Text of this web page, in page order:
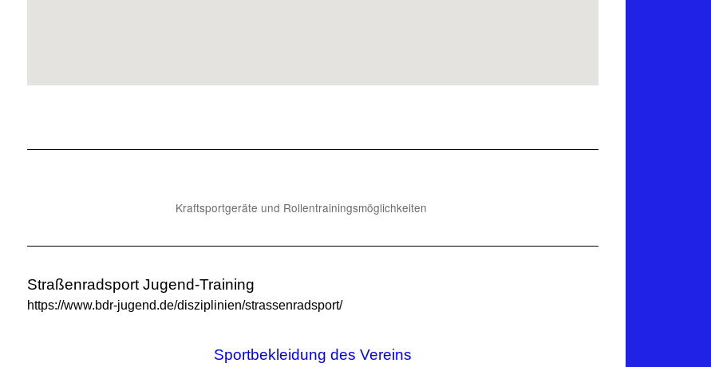
Kraftsportgeräte und Rollentrainingsmöglichkeiten
Straßenradsport Jugend-Training
https://www.bdr-jugend.de/disziplinien/strassenradsport/
Sportbekleidung des Vereins